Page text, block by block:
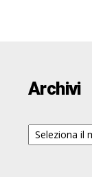
Archivi
Archivi